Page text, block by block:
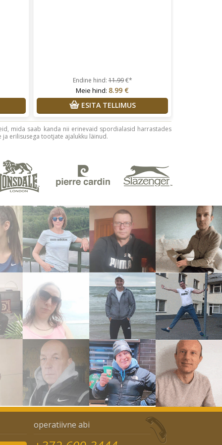
Endine hind:11.99€*
Meie hind: 8.99 €
ESITA TELLIMUS
mida saab kanda nii erinevaid spordialasid harrastades
erilisusega tootjate ajalukku läinud.
operatiivne abi